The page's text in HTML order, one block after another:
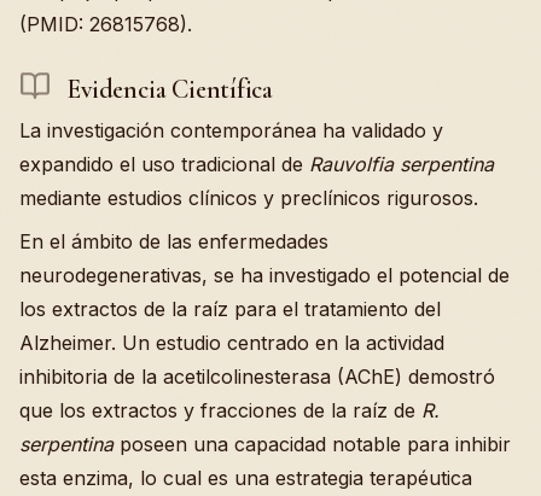
(PMID: 26815768).
Evidencia Científica
La investigación contemporánea ha validado y
expandido el uso tradicional de Rauvolfia serpentina
mediante estudios clínicos y preclínicos rigurosos.
En el ámbito de las enfermedades
neurodegenerativas, se ha investigado el potencial de
los extractos de la raíz para el tratamiento del
Alzheimer. Un estudio centrado en la actividad
inhibitoria de la acetilcolinesterasa (AChE) demostró
que los extractos y fracciones de la raíz de R.
serpentinaposeen una capacidad notable para inhibir
esta enzima, lo cual es una estrategia terapéutica